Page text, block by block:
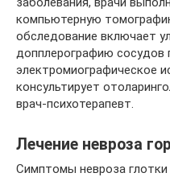
компьютерную
обследование включает
допплерографию сосудов
электромиографическое
консультирует
врач-психотерапевт.
Лечение невроза
Симптомы невроза